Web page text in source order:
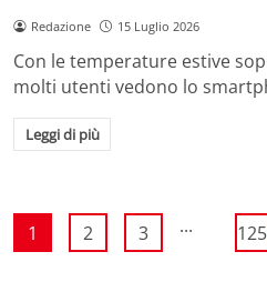
Redazione 15 Luglio 2026
Con le temperature estive
molti utenti vedono lo
Leggi di più
1 2 3 ...